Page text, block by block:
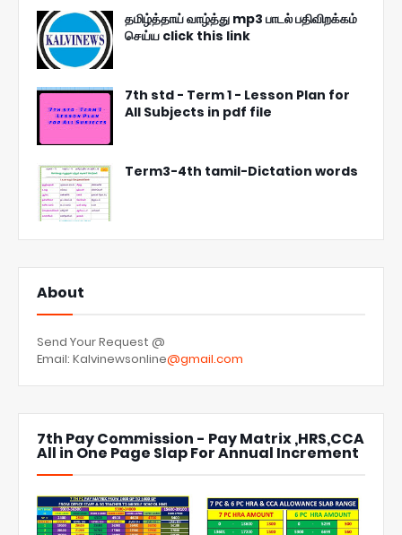
தமிழ்த்தாய் வாழ்த்து mp3 பாடல் பதிவிறக்கம்
செய்ய click this link
7th std - Term 1 - Lesson Plan for
All Subjects in pdf file
Term3-4th tamil-Dictation words
About
Send Your Request @
Email: Kalvinewsonline@gmail.com
7th Pay Commission - Pay Matrix ,HRS,CCA
All in One Page Slap For Annual Increment